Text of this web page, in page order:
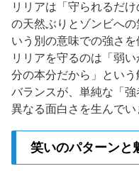
リリアは「守られるだ
の天然ぶりとゾンビへ
いう別の意味での強さ
リリアを守るのは「弱
分の本分だから」とい
バランスが、単純な「
異なる面白さを生んでい
笑いのパターンと